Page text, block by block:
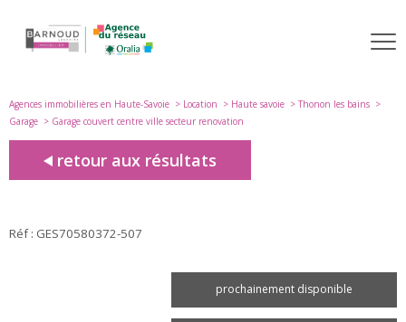
Agences immobilières en Haute-Savoie Location Haute savoie
Thonon les bains
Garage
Garage couvert centre ville secteur renovation
retour aux résultats
Réf : GES70580372-507
prochainement disponible